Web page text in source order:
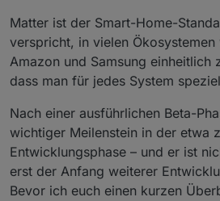
Matter ist der Smart-Home-
verspricht, in vielen
Amazon und Samsung einheitlich
dass man für jedes System
Nach einer ausführlichen Beta-
wichtiger Meilenstein in der etwa
Entwicklungsphase – und er ist
erst der Anfang weiterer
Bevor ich euch einen kurzen